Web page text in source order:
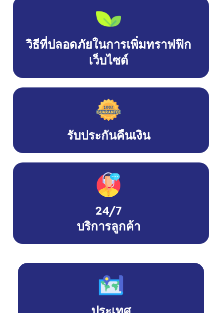
วิธีที่ปลอดภัยในการเพิ่มทราฟฟิก
เว็บไซต์
รับประกันคืนเงิน
24/7
บริการลูกค้า